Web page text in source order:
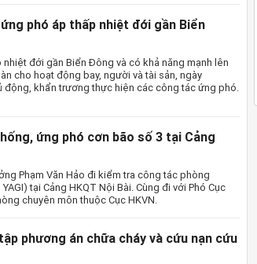
phó áp thấp nhiệt đới gần Biển
đới gần Biển Đông và có khả năng mạnh lên
cho hoạt động bay, người và tài sản, ngày
động, khẩn trương thực hiện các công tác ứng phó.
ứng phó cơn bão số 3 tại Cảng
Phạm Văn Hảo đi kiểm tra công tác phòng
tại Cảng HKQT Nội Bài. Cùng đi với Phó Cục
chuyên môn thuộc Cục HKVN.
phương án chữa cháy và cứu nạn cứu